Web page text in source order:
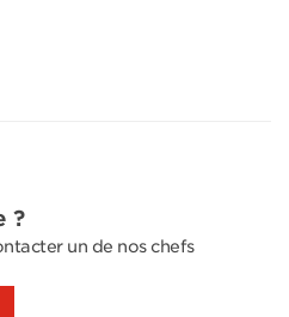
?
un de nos chefs